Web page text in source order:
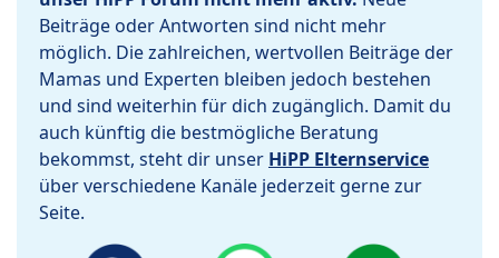
Beiträge oder Antworten sind nicht mehr
möglich. Die zahlreichen, wertvollen Beiträge der
Mamas und Experten bleiben jedoch bestehen
und sind weiterhin für dich zugänglich. Damit du
auch künftig die bestmögliche Beratung
bekommst, steht dir unser HiPP Elternservice
über verschiedene Kanäle jederzeit gerne zur
Seite.